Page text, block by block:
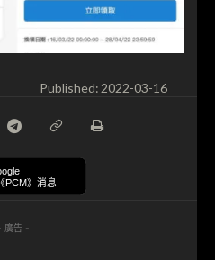
Published: 2022-03-16
PCM》消息
廣告 -